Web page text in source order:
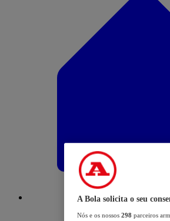
A Bola solicita o seu
Nós e os nossos 298 parceiros